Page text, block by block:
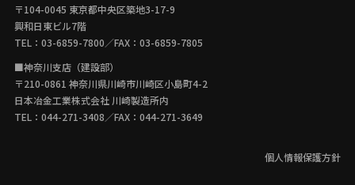
〒104-0045 東京都中央区築地3-17-9
興和日東ビル7階
TEL： 03-6859-7800／FAX：03-6859-7805
■神奈川支店（建設部）
〒210-0861 神奈川県川崎市川崎区小島町4-2
日本冶金工業株式会社 川崎製造所内
TEL： 044-271-3408／FAX：044-271-3649
個人情報保護方針